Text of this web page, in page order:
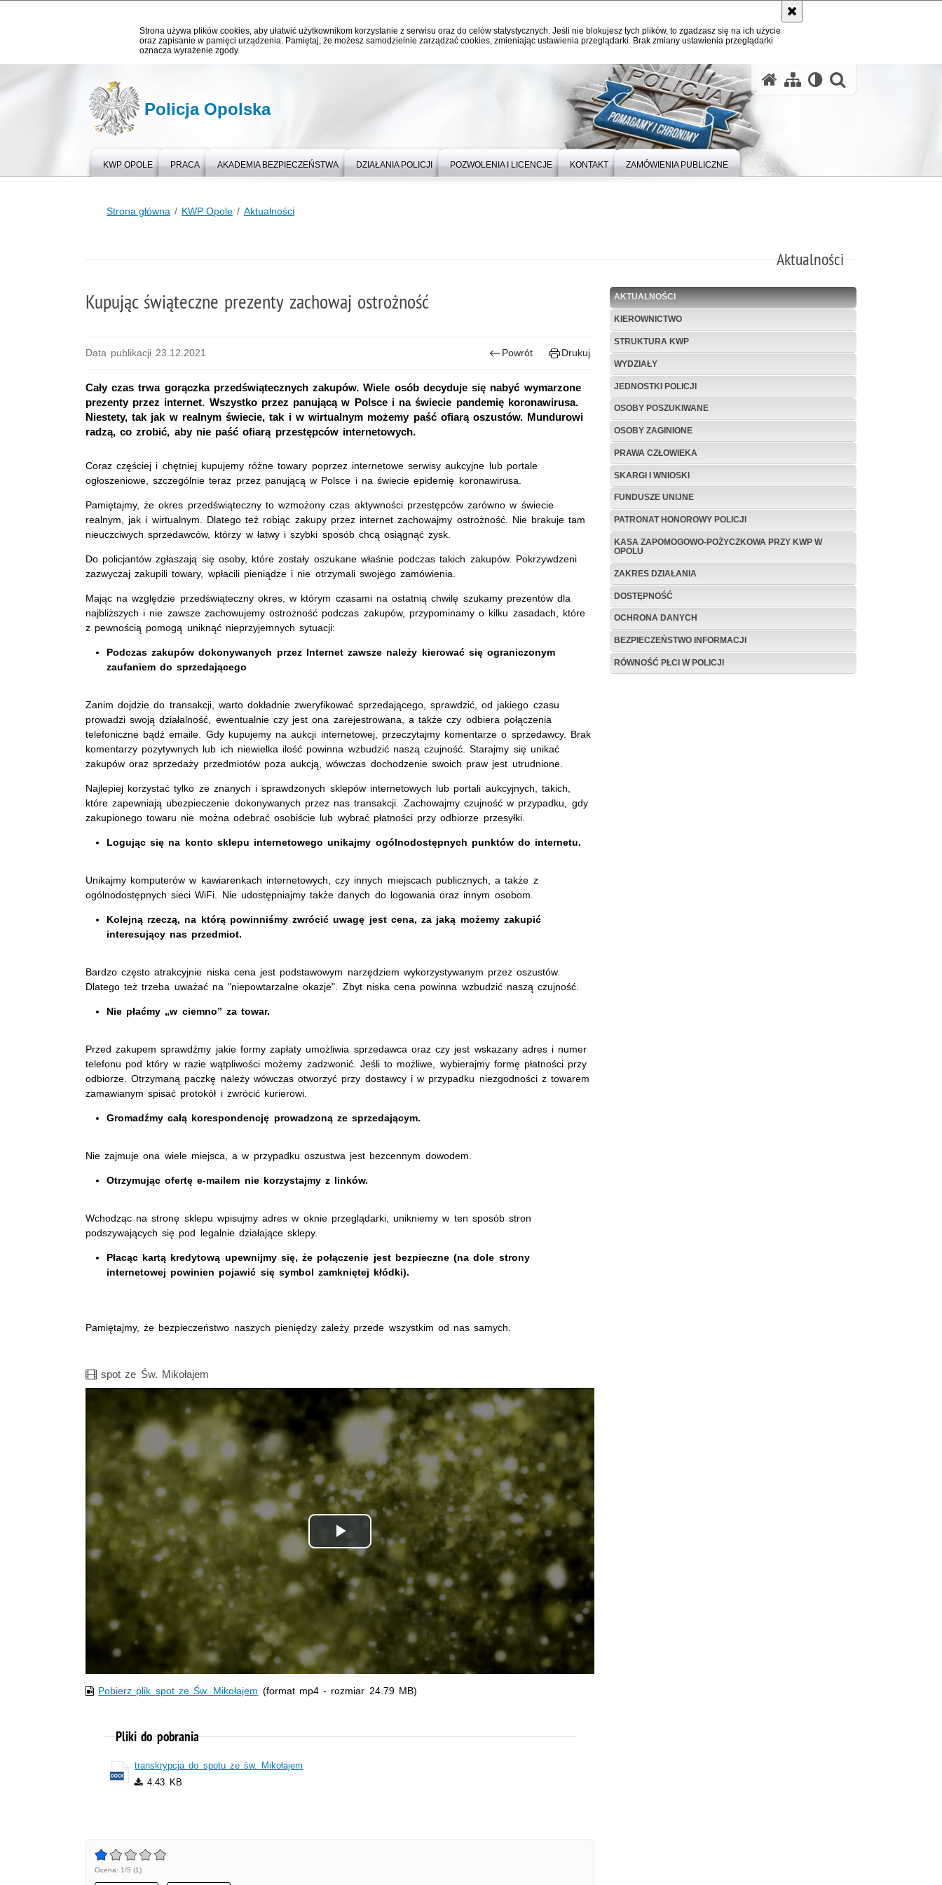
Strona używa plików cookies, aby ułatwić użytkownikom korzystanie z serwisu oraz do celów statystycznych. Jeśli nie blokujesz tych plików, to zgadzasz się na ich użycie
oraz zapisanie w pamięci urządzenia. Pamiętaj, że możesz samodzielnie zarządzać cookies, zmieniając ustawienia przeglądarki. Brak zmiany ustawienia przeglądarki
oznacza wyrażenie zgody.
Policja Opolska
KWP OPOLE PRACA AKADEMIA BEZPIECZEŃSTWA DZIAŁANIA POLICJI POZWOLENIA I LICENCJE KONTAKT ZAMÓWIENIA PUBLICZNE
Strona główna KWP Opole Aktualności
Aktualności
Kupując świąteczne prezenty zachowaj ostrożność
Data publikacji 23.12.2021 Powrót Drukuj
Cały czas trwa gorączka przedświątecznych zakupów. Wiele osób decyduje się nabyć wymarzone
prezenty przez internet. Wszystko przez panującą w Polsce i na świecie pandemię koronawirusa.
Niestety, tak jak w realnym świecie, tak i w wirtualnym możemy paść ofiarą oszustów. Mundurowi
radzą, co zrobić, aby nie paść ofiarą przestępców internetowych.
Coraz częściej i chętniej kupujemy różne towary poprzez internetowe serwisy aukcyjne lub portale
ogłoszeniowe, szczególnie teraz przez panującą w Polsce i na świecie epidemię koronawirusa.
Pamiętajmy, że okres przedświąteczny to wzmożony czas aktywności przestępców zarówno w świecie
realnym, jak i wirtualnym. Dlatego też robiąc zakupy przez internet zachowajmy ostrożność. Nie brakuje tam
nieuczciwych sprzedawców, którzy w łatwy i szybki sposób chcą osiągnąć zysk.
Do policjantów zgłaszają się osoby, które zostały oszukane właśnie podczas takich zakupów. Pokrzywdzeni
zazwyczaj zakupili towary, wpłacili pieniądze i nie otrzymali swojego zamówienia.
Mając na względzie przedświąteczny okres, w którym czasami na ostatnią chwilę szukamy prezentów dla
najbliższych i nie zawsze zachowujemy ostrożność podczas zakupów, przypominamy o kilku zasadach, które
z pewnością pomogą uniknąć nieprzyjemnych sytuacji:
Podczas zakupów dokonywanych przez Internet zawsze należy kierować się ograniczonym
zaufaniem do sprzedającego
Zanim dojdzie do transakcji, warto dokładnie zweryfikować sprzedającego, sprawdzić, od jakiego czasu
prowadzi swoją działalność, ewentualnie czy jest ona zarejestrowana, a także czy odbiera połączenia
telefoniczne bądź emaile. Gdy kupujemy na aukcji internetowej, przeczytajmy komentarze o sprzedawcy. Brak
komentarzy pozytywnych lub ich niewielka ilość powinna wzbudzić naszą czujność. Starajmy się unikać
zakupów oraz sprzedaży przedmiotów poza aukcją, wówczas dochodzenie swoich praw jest utrudnione.
Najlepiej korzystać tylko ze znanych i sprawdzonych sklepów internetowych lub portali aukcyjnych, takich,
które zapewniają ubezpieczenie dokonywanych przez nas transakcji. Zachowajmy czujność w przypadku, gdy
zakupionego towaru nie można odebrać osobiście lub wybrać płatności przy odbiorze przesyłki.
Logując się na konto sklepu internetowego unikajmy ogólnodostępnych punktów do internetu.
Unikajmy komputerów w kawiarenkach internetowych, czy innych miejscach publicznych, a także z
ogólnodostępnych sieci WiFi. Nie udostępniajmy także danych do logowania oraz innym osobom.
Kolejną rzeczą, na którą powinniśmy zwrócić uwagę jest cena, za jaką możemy zakupić
interesujący nas przedmiot.
Bardzo często atrakcyjnie niska cena jest podstawowym narzędziem wykorzystywanym przez oszustów.
Dlatego też trzeba uważać na "niepowtarzalne okazje". Zbyt niska cena powinna wzbudzić naszą czujność.
Nie płaćmy „w ciemno” za towar.
Przed zakupem sprawdźmy jakie formy zapłaty umożliwia sprzedawca oraz czy jest wskazany adres i numer
telefonu pod który w razie wątpliwości możemy zadzwonić. Jeśli to możliwe, wybierajmy formę płatności przy
odbiorze. Otrzymaną paczkę należy wówczas otworzyć przy dostawcy i w przypadku niezgodności z towarem
zamawianym spisać protokół i zwrócić kurierowi.
Gromadźmy całą korespondencję prowadzoną ze sprzedającym.
Nie zajmuje ona wiele miejsca, a w przypadku oszustwa jest bezcennym dowodem.
Otrzymując ofertę e-mailem nie korzystajmy z linków.
Wchodząc na stronę sklepu wpisujmy adres w oknie przeglądarki, unikniemy w ten sposób stron
podszywających się pod legalnie działające sklepy.
Płacąc kartą kredytową upewnijmy się, że połączenie jest bezpieczne (na dole strony
internetowej powinien pojawić się symbol zamkniętej kłódki).
Pamiętajmy, że bezpieczeństwo naszych pieniędzy zależy przede wszystkim od nas samych.
Film
spot ze Św. Mikołajem
Odtwórz
wideo
Pobierz plik spot ze Św. Mikołajem (format mp4 - rozmiar 24.79 MB)
Pliki do pobrania
transkrypcja do spotu ze św. Mikołajem
4.43 KB
Ocena: 1/5 (1)
AKTUALNOŚCI
KIEROWNICTWO
STRUKTURA KWP
WYDZIAŁY
JEDNOSTKI POLICJI
OSOBY POSZUKIWANE
OSOBY ZAGINIONE
PRAWA CZŁOWIEKA
SKARGI I WNIOSKI
FUNDUSZE UNIJNE
PATRONAT HONOROWY POLICJI
KASA ZAPOMOGOWO-POŻYCZKOWA PRZY KWP W
OPOLU
ZAKRES DZIAŁANIA
DOSTĘPNOŚĆ
OCHRONA DANYCH
BEZPIECZEŃSTWO INFORMACJI
RÓWNOŚĆ PŁCI W POLICJI